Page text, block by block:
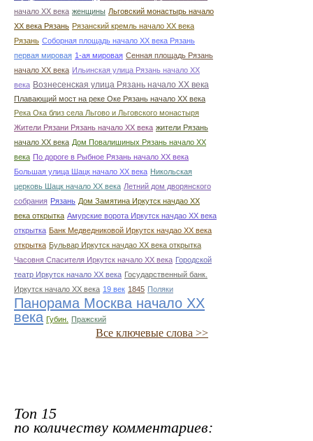
начало ХХ века женщины Льговский монастырь начало
ХХ века Рязань Рязанский кремль начало ХХ века
Рязань Соборная площадь начало ХХ века Рязань
первая мировая 1-ая мировая Сенная площадь Рязань
начало ХХ века Ильинская улица Рязань начало ХХ
века Вознесенская улица Рязань начало ХХ века
Плавающий мост на реке Оке Рязань начало ХХ века
Река Ока близ села Льгово и Льговского монастыря
Жители Рязани Рязань начало ХХ века жители Рязань
начало ХХ века Дом Повалишиных Рязань начало ХХ
века По дороге в Рыбное Рязань начало ХХ века
Большая улица Шацк начало ХХ века Никольская
церковь Шацк начало ХХ века Летний дом дворянского
собрания Рязань Дом Замятина Иркутск начдао ХХ
века открытка Амурские ворота Иркутск начдао ХХ века
открытка Банк Медведниковой Иркутск начдао ХХ века
открытка Бульвар Иркутск начдао ХХ века открытка
Часовня Спасителя Иркутск начало ХХ века Городской
театр Иркутск начало ХХ века Государственный банк.
Иркутск начало ХХ века 19 век 1845 Поляки
Панорама Москва начало ХХ
века Губин. Пражский
Все ключевые слова >>
Топ 15
по количеству комментариев: